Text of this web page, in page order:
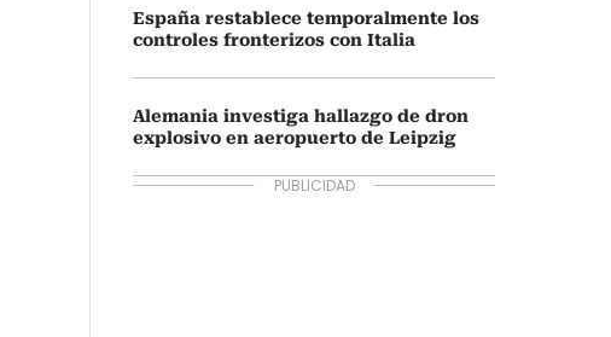
España restablece temporalmente los
controles fronterizos con Italia
Alemania investiga hallazgo de dron
explosivo en aeropuerto de Leipzig